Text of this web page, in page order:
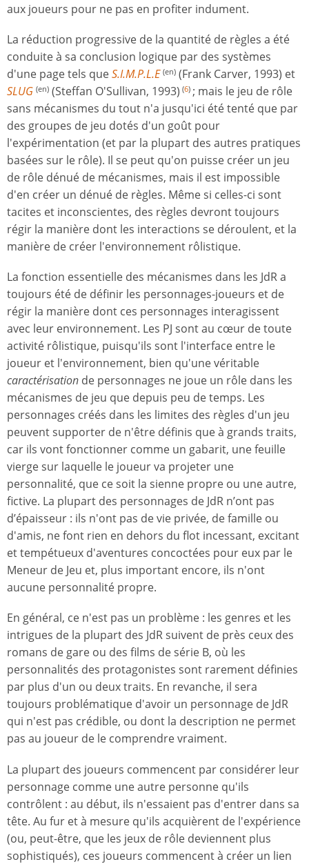
aux joueurs pour ne pas en profiter indument.
La réduction progressive de la quantité de règles a été
conduite à sa conclusion logique par des systèmes
d'une page tels queS.I.M.P.L.E (en) (Frank Carver, 1993) et
SLUG (en) (Steffan O'Sullivan, 1993) (6) ; mais le jeu de rôle
sans mécanismes du tout n'a jusqu'ici été tenté que par
des groupes de jeu dotés d'un goût pour
l'expérimentation (et par la plupart des autres pratiques
basées sur le rôle). Il se peut qu'on puisse créer un jeu
de rôle dénué de mécanismes, mais il est impossible
d'en créer un dénué de règles. Même si celles-ci sont
tacites et inconscientes, des règles devront toujours
régir la manière dont les interactions se déroulent, et la
manière de créer l'environnement rôlistique.
La fonction essentielle des mécanismes dans les JdR a
toujours été de définir les personnages-joueurs et de
régir la manière dont ces personnages interagissent
avec leur environnement. Les PJ sont au cœur de toute
activité rôlistique, puisqu'ils sont l'interface entre le
joueur et l'environnement, bien qu'une véritable
caractérisation de personnages ne joue un rôle dans les
mécanismes de jeu que depuis peu de temps. Les
personnages créés dans les limites des règles d'un jeu
peuvent supporter de n'être définis que à grands traits,
car ils vont fonctionner comme un gabarit, une feuille
vierge sur laquelle le joueur va projeter une
personnalité, que ce soit la sienne propre ou une autre,
fictive. La plupart des personnages de JdR n’ont pas
d’épaisseur : ils n'ont pas de vie privée, de famille ou
d'amis, ne font rien en dehors du flot incessant, excitant
et tempétueux d'aventures concoctées pour eux par le
Meneur de Jeu et, plus important encore, ils n'ont
aucune personnalité propre.
En général, ce n'est pas un problème : les genres et les
intrigues de la plupart des JdR suivent de près ceux des
romans de gare ou des films de série B, où les
personnalités des protagonistes sont rarement définies
par plus d'un ou deux traits. En revanche, il sera
toujours problématique d'avoir un personnage de JdR
qui n'est pas crédible, ou dont la description ne permet
pas au joueur de le comprendre vraiment.
La plupart des joueurs commencent par considérer leur
personnage comme une autre personne qu'ils
contrôlent : au début, ils n'essaient pas d'entrer dans sa
tête. Au fur et à mesure qu'ils acquièrent de l'expérience
(ou, peut-être, que les jeux de rôle deviennent plus
sophistiqués), ces joueurs commencent à créer un lien